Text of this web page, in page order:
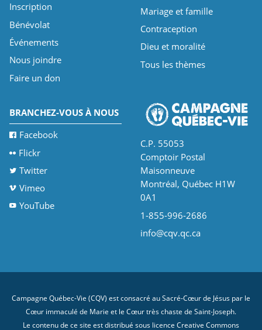
Inscription
Bénévolat
Événements
Nous joindre
Faire un don
Mariage et famille
Contraception
Dieu et moralité
Tous les thèmes
BRANCHEZ-VOUS À NOUS
Facebook
Flickr
Twitter
Vimeo
YouTube
C.P. 55053
Comptoir Postal
Maisonneuve
Montréal, Québec H1W
0A1
1-855-996-2686
info@cqv.qc.ca
Campagne Québec-Vie (CQV) est consacré au Sacré-Cœur de Jésus par le
Cœur immaculé de Marie et le Cœur très chaste de Saint-Joseph.
Le contenu de ce site est distribué sous licence Creative Commons